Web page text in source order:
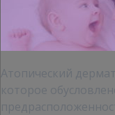
Атопический
которое